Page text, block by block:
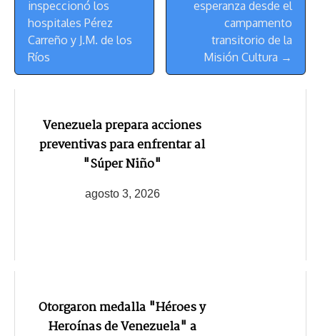
inspeccionó los
hospitales Pérez
Carreño y J.M. de los
Ríos
esperanza desde el
campamento
transitorio de la
Misión Cultura →
Venezuela prepara acciones
preventivas para enfrentar al
"Súper Niño"
agosto 3, 2026
Otorgaron medalla "Héroes y
Heroínas de Venezuela" a